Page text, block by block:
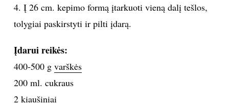
VIRTUVĖ
RECEPTAI
VAIKAI
4. Į 26 cm. kepimo formą įtarkuoti vieną dalį tešlos,
tolygiai paskirstyti ir pilti įdarą.
Įdarui reikės:
400-500 g varškės
200 ml. cukraus
2 kiaušiniai